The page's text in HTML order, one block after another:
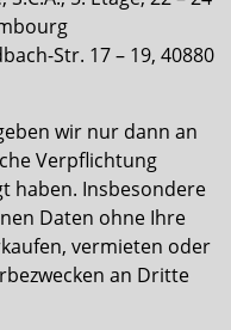
Str. 17 – 19, 40880
wir nur dann an
Verpflichtung
haben. Insbesondere
Daten ohne Ihre
vermieten oder
an Dritte